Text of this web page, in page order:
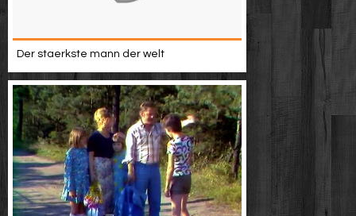
Der staerkste mann der welt